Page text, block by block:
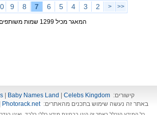
<<
<
2
3
4
5
6
7
8
9
המאגר מכיל 1299 שמות משותפים
קישורים: Baby Names Land
Celebs Kingdom
באתר זה נעשה שימוש בתכנים מהאתרים:Photorack.net